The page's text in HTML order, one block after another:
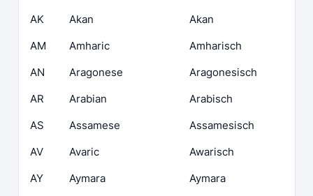
AK
Akan
Akan
AM
Amharic
Amharisch
AN
Aragonese
Aragonesisch
AR
Arabian
Arabisch
AS
Assamese
Assamesisch
AV
Avaric
Awarisch
AY
Aymara
Aymara